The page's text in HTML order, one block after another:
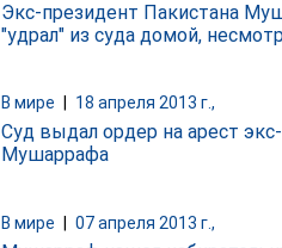
Экс-президент Пакистана
"удрал" из суда домой,
В мире 18 апреля 2013 г.,
Суд выдал ордер на арест
Мушаррафа
В мире | 07 апреля 2013 г.,